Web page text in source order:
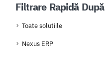
Filtrare Rapidă După
Toate solutiile
Nexus ERP